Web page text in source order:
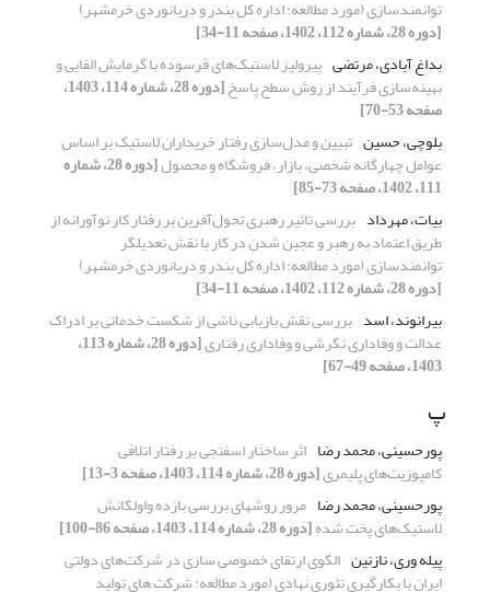
توانمندسازی (مورد مطالعه: اداره کل بندر و دریانوردی خرمشهر)
[دوره 28، شماره 112، 1402، صفحه 11-34]
بداغ آبادی، مرتضی پیرولیز لاستیک‌های فرسوده با گرمایش القایی و
بهینه‌سازی فرآیند از روش سطح پاسخ [دوره 28، شماره 114، 1403،
صفحه 53-70]
بلوچی، حسین تبیین و مدل‌سازی رفتار خریداران لاستیک بر اساس
عوامل چهارگانه شخصی، بازار، فروشگاه و محصول [دوره 28، شماره
111، 1402، صفحه 73-85]
بیات، مهرداد بررسی تاثیر رهبری تحول‌آفرین بر رفتار کار نوآورانه از
طریق اعتماد به رهبر و عجین شدن در کار با نقش تعدیلگر
توانمندسازی (مورد مطالعه: اداره کل بندر و دریانوردی خرمشهر)
[دوره 28، شماره 112، 1402، صفحه 11-34]
بیرانوند، اسد بررسی نقش بازیابی ناشی از شکست خدماتی بر ادراک
عدالت و وفاداری نگرشی و وفاداری رفتاری [دوره 28، شماره 113،
1403، صفحه 49-67]
پ
پورحسینی، محمد رضا اثر ساختار اسفنجی بر رفتار اتلافی
کامپوزیت‌های پلیمری[دوره 28، شماره 114، 1403، صفحه 3-13]
پورحسینی، محمد رضا مرور روشهای بررسی بازده واولکانش
لاستیک‌های پخت شده[دوره 28، شماره 114، 1403، صفحه 86-100]
پیله وری، نازنین الگوی ارتقای خصوصی سازی در شرکت‌های دولتی
ایران با بکارگیری تئوری نهادی (مورد مطالعه: شرکت های تولید